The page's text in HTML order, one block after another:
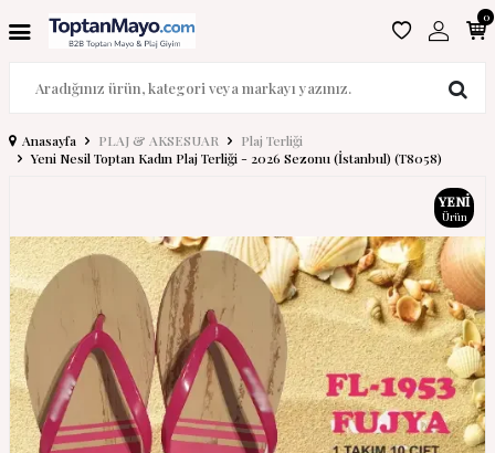
0
Anasayfa PLAJ & AKSESUAR
Plaj Terliği
Yeni Nesil Toptan Kadın Plaj Terliği - 2026 Sezonu (İstanbul) (T8058)
YENI
Ürün